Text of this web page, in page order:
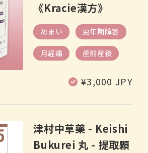
《Kracie漢方》
めまい 更年期障害
月経痛 産前産後
定 ¥3,000 JPY
津村中草藥 - Keishi
Bukurei 丸 - 提取顆